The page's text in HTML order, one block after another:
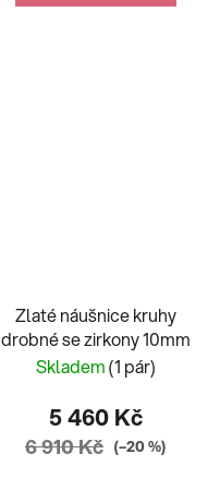
Zlaté náušnice kruhy
drobné se zirkony 10mm
Skladem(1 pár)
5 460 Kč
6 910 Kč (–20 %)